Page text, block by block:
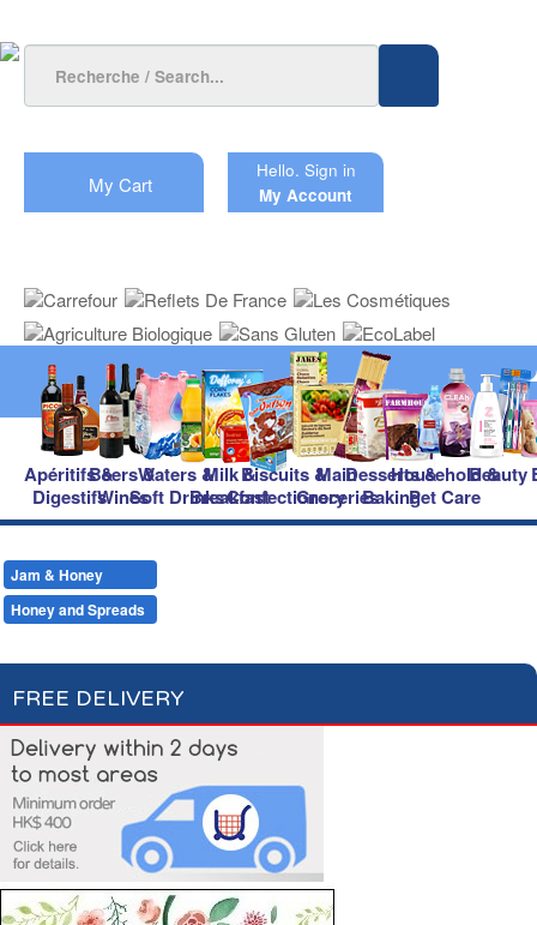
My Cart
Hello. Sign in
My Account
Apéritifs &
Digestifs
Beers &
Wines
Waters &
Soft Drinks
Milk &
Breakfast
Biscuits &
Confectionery
Main
Groceries
Desserts &
Baking
Household &
Pet Care
Beauty
Jam & Honey
Honey and Spreads
FREE DELIVERY